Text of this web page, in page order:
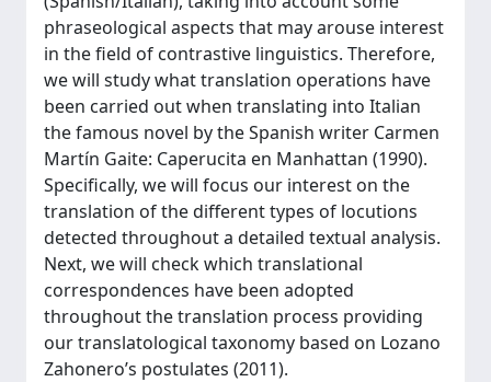
phraseological aspects that may arouse interest
in the field of contrastive linguistics. Therefore,
we will study what translation operations have
been carried out when translating into Italian
the famous novel by the Spanish writer Carmen
Martín Gaite: Caperucita en Manhattan (1990).
Specifically, we will focus our interest on the
translation of the different types of locutions
detected throughout a detailed textual analysis.
Next, we will check which translational
correspondences have been adopted
throughout the translation process providing
our translatological taxonomy based on Lozano
Zahonero’s postulates (2011).